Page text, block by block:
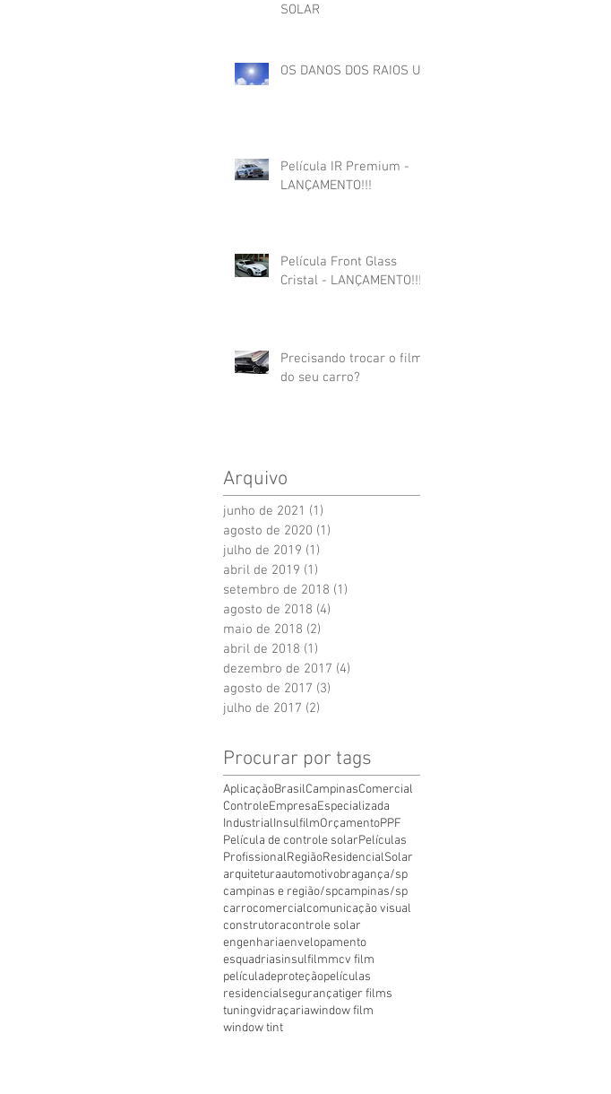
SOLAR
OS DANOS DOS RAIOS UV
Película IR Premium -
LANÇAMENTO!!!
Película Front Glass
Cristal - LANÇAMENTO!!!
Precisando trocar o film
do seu carro?
Arquivo
junho de 2021 (1)
agosto de 2020 (1)
julho de 2019 (1)
abril de 2019 (1)
setembro de 2018 (1)
agosto de 2018 (4)
maio de 2018 (2)
abril de 2018 (1)
dezembro de 2017 (4)
agosto de 2017 (3)
julho de 2017 (2)
Procurar por tags
AplicaçãoBrasilCampinasComercial
ControleEmpresaEspecializada
IndustrialInsulfilmOrçamentoPPF
Película de controle solarPelículas
ProfissionalRegiãoResidencialSolar
arquiteturaautomotivobragança/sp
campinas e região/spcampinas/sp
carrocomercialcomunicação visual
construtoracontrole solar
engenhariaenvelopamento
esquadriasinsulfilmmcv film
películadeproteçãopelículas
residencialsegurançatiger films
tuningvidraçariawindow film
window tint